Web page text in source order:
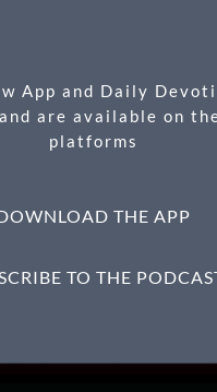
App and Daily
and are available on
platforms
THE APP
TO THE